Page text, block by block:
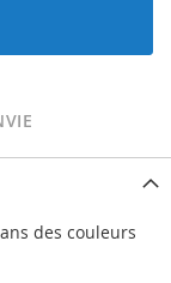
des couleurs